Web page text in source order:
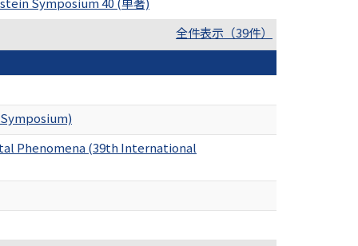
全件表示（39件）
Phenomena (39th International